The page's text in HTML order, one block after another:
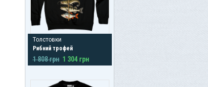
Толстовки
Рибний трофей
1 808 грн 1 304 грн